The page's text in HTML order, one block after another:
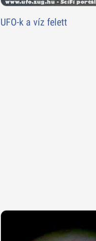
UFO-k a víz felett